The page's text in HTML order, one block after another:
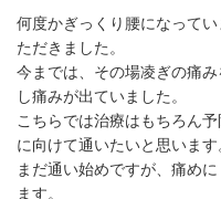
何度かぎっくり腰になって
ただきました。
今までは、その場凌ぎの痛
し痛みが出ていました。
こちらでは治療はもちろん
に向けて通いたいと思います
まだ通い始めですが、痛め
ます。